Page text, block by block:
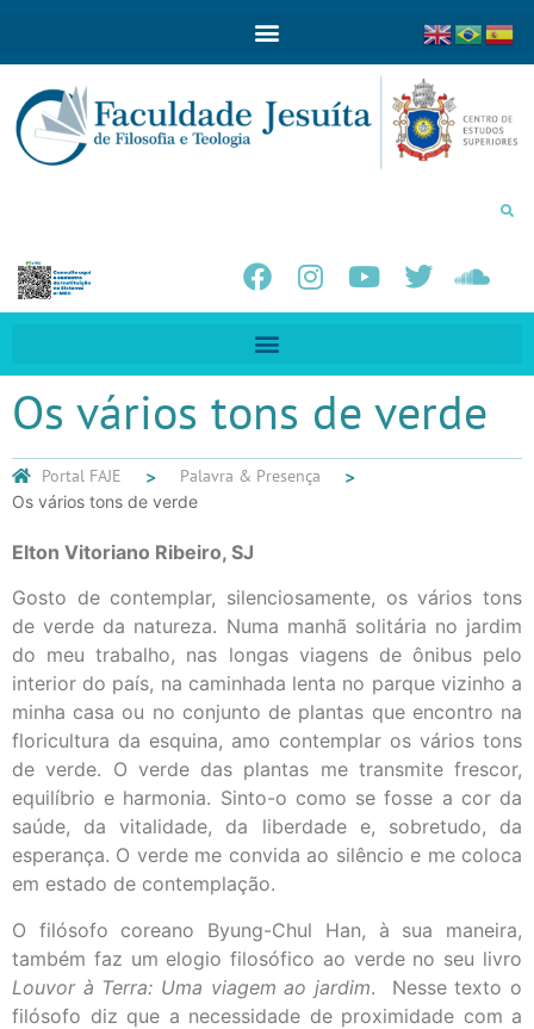
Os vários tons de verde
Portal FAJE Palavra & Presença
Os vários tons de verde
Elton Vitoriano Ribeiro, SJ
Gosto de contemplar, silenciosamente, os vários tons
de verde da natureza. Numa manhã solitária no jardim
do meu trabalho, nas longas viagens de ônibus pelo
interior do país, na caminhada lenta no parque vizinho a
minha casa ou no conjunto de plantas que encontro na
floricultura da esquina, amo contemplar os vários tons
de verde. O verde das plantas me transmite frescor,
equilíbrio e harmonia. Sinto-o como se fosse a cor da
saúde, da vitalidade, da liberdade e, sobretudo, da
esperança. O verde me convida ao silêncio e me coloca
em estado de contemplação.
O filósofo coreano Byung-Chul Han, à sua maneira,
também faz um elogio filosófico ao verde no seu livro
Louvor à Terra: Uma viagem ao jardim. Nesse texto o
filósofo diz que a necessidade de proximidade com a